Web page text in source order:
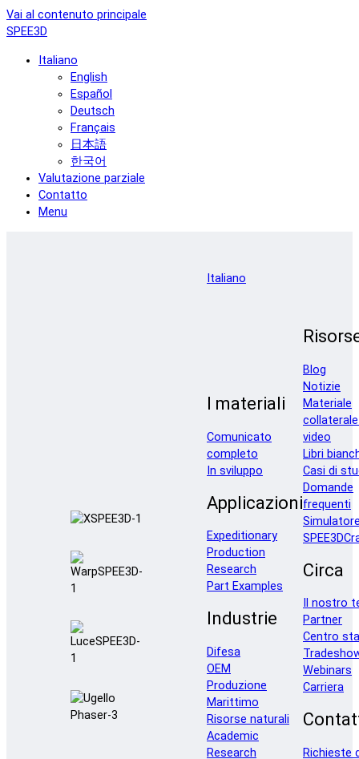
Vai al contenuto principale
SPEE3D
Italiano
English
Español
Deutsch
Français
日本語
한국어
Valutazione parziale
Contatto
Menu
Italiano
I materiali
Comunicato
completo
In sviluppo
Applicazioni
Expeditionary
Production
Research
Part Examples
Industrie
Difesa
OEM
Produzione
Marittimo
Risorse naturali
Academic
Research
Blog
Notizie
Materiale
video
Libri
Casi di
Domande
frequenti
Circa
Il nostro
Partner
Centro
Webinars
Carriera
Richieste